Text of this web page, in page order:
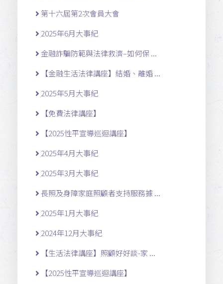
第十六屆第2次會員大會
2025年6月大事紀
金融詐騙防範與法律救濟–如何保 ...
【金融生活法律講座】結婚、離婚 ...
2025年5月大事紀
【免費法律講座】
【2025性平宣導巡迴講座】
2025年4月大事紀
2025年3月大事紀
長照及身障家庭照顧者支持服務據 ...
2025年1月大事紀
2024年12月大事紀
【生活法律講座】照顧好好談-家 ...
【2025性平宣導巡迴講座】